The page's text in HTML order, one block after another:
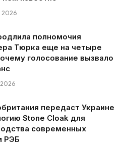
полномочия
Тюрка еще на четыре
голосование вызвало
передаст Украине
Stone Cloak для
современных
РЭБ